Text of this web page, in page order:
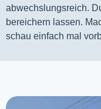
abwechslungsreich.
bereichern lassen.
schau einfach mal